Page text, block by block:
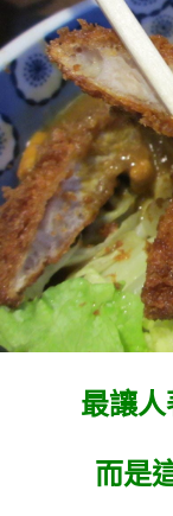
最讓
而是